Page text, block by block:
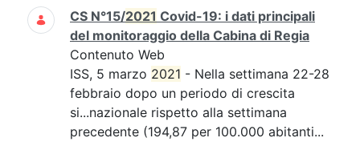
CS N°15/2021 Covid-19: i dati principali
del monitoraggio della Cabina di Regia
Contenuto Web
ISS, 5 marzo 2021 - Nella settimana 22-28
febbraio dopo un periodo di crescita
si...nazionale rispetto alla settimana
precedente (194,87 per 100.000 abitanti...